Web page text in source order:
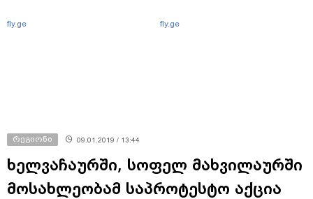
fly.ge fly.ge
რეგიონი 09.01.2019 / 13:44
ხელვაჩაურში, სოფელ მახვილაურში
მოსახლეობამ საპროტესტო აქცია